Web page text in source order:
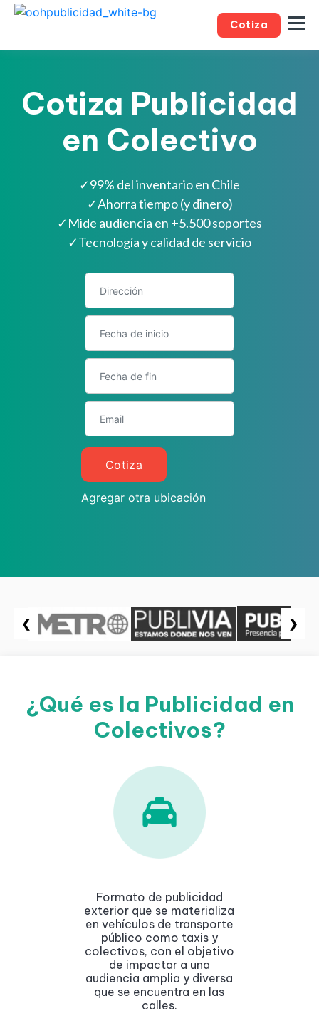
Cotiza
Cotiza Publicidad
en Colectivo
✓99% del inventario en Chile
✓Ahorra tiempo (y dinero)
✓ Mide audiencia en +5.500 soportes
✓Tecnología y calidad de servicio
Cotiza
Agregar otra ubicación
❮ ❯
¿Qué es la Publicidad en
Colectivos?
Formato de publicidad
exterior que se materializa
en vehículos de transporte
público como taxis y
colectivos, con el objetivo
de impactar a una
audiencia amplia y diversa
que se encuentra en las
calles.